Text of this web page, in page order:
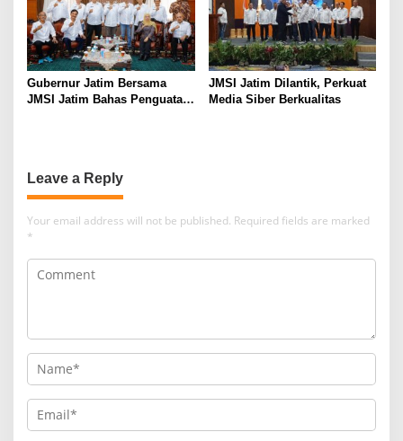
Gubernur Jatim Bersama
JMSI Jatim Bahas Penguatan
JMSI Jatim Dilantik, Perkuat
Media Siber Berkualitas
Leave a Reply
Your email address will not be published. Required fields are marked
*